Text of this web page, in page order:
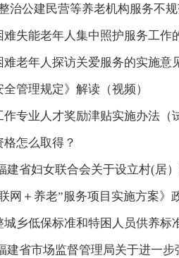
治公建民营等养老机构服务不
难失能老年人集中照护服务工作
难老年人探访关爱服务的实施意
全管理规定》解读（视频）
专业人才奖励津贴实施办法（
怎么取得？
建省妇女联合会关于设立村(居
网＋养老”服务项目实施方案》
城乡低保标准和特困人员供养标
建省市场监督管理局关于进一